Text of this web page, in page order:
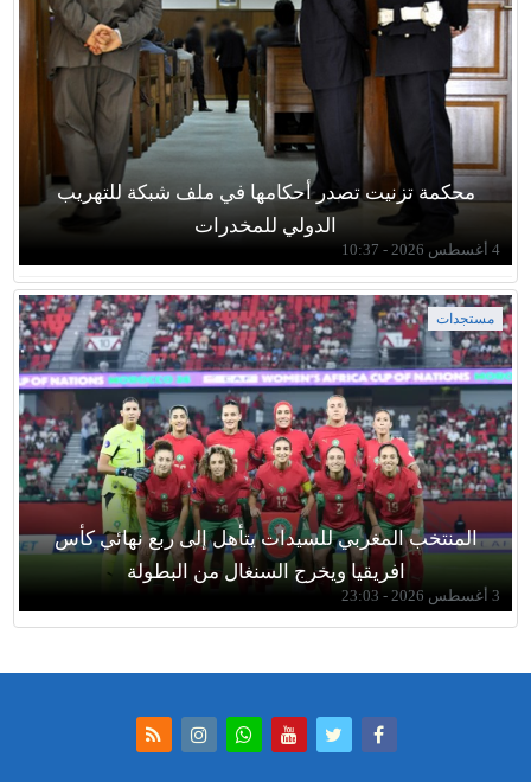
محكمة تزنيت تصدر أحكامها في ملف شبكة للتهريب
الدولي للمخدرات
4 أغسطس 2026 - 10:37
مستجدات
المنتخب المغربي للسيدات يتأهل إلى ربع نهائي كأس
افريقيا ويخرج السنغال من البطولة
3 أغسطس 2026 - 23:03